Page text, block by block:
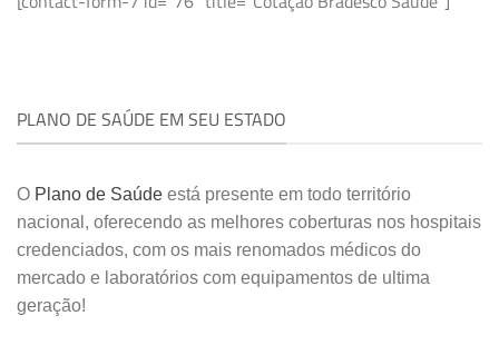
PLANO DE SAÚDE EM SEU ESTADO
O Plano de Saúde está presente em todo território
nacional, oferecendo as melhores coberturas nos hospitais
credenciados, com os mais renomados médicos do
mercado e laboratórios com equipamentos de ultima
geração!